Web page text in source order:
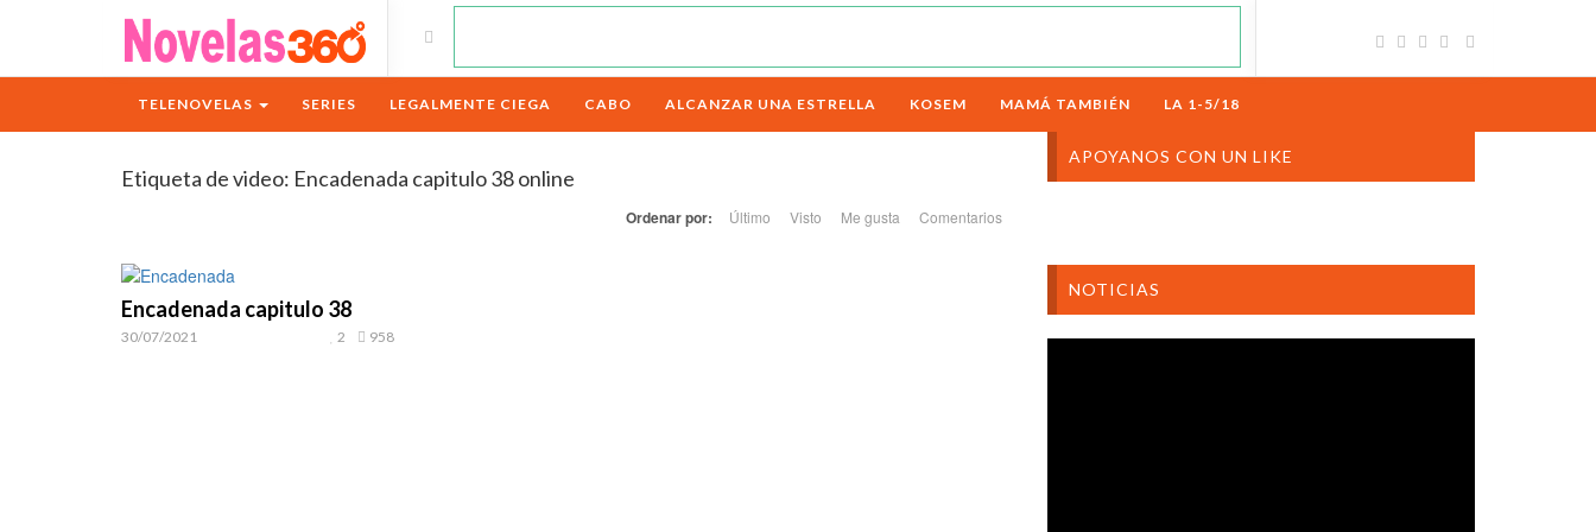
TELENOVELAS SERIES LEGALMENTE CIEGA CABO ALCANZAR UNA ESTRELLA KOSEM MAMÁ TAMBIÉN LA 1-5/18
Etiqueta de video: Encadenada capitulo 38 online
Ordenar por: Último Visto Me gusta Comentarios
Encadenada capitulo 38
30/07/2021 958
2
APOYANOS CON UN LIKE
NOTICIAS